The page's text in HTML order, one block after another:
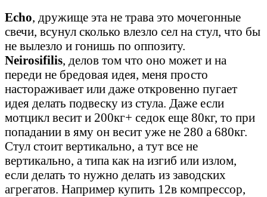
Echo, дружище эта не трава это мочегонные
свечи, всунул сколько влезло сел на стул, что бы
не вылезло и гонишь по оппозиту.
Neirosifilis, делов том что оно может и на
переди не бредовая идея, меня просто
настораживает или даже откровенно пугает
идея делать подвеску из стула. Даже если
мотцикл весит и 200кг+ седок еще 80кг, то при
попадании в яму он весит уже не 280 а 680кг.
Стул стоит вертикально, а тут все не
вертикально, а типа как на изгиб или излом,
если делать то нужно делать из заводских
агрегатов. Например купить 12в компрессор,